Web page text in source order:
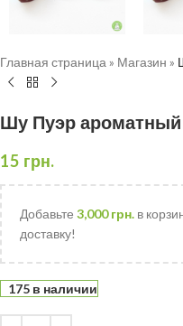
Главная страница » Магазин »
Шу Пуэр ароматный
15 грн.
Добавьте 3,000грн. в
доставку!
175 в наличии